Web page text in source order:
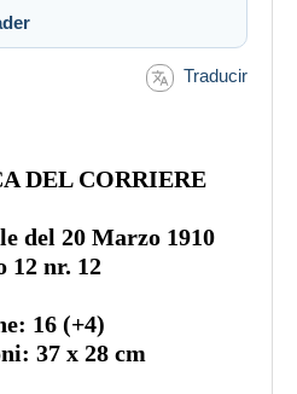
Traducir
DEL CORRIERE
del 20 Marzo 1910
12 nr. 12
16 (+4)
37 x 28 cm